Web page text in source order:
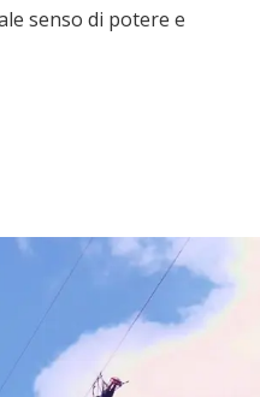
senso di potere e